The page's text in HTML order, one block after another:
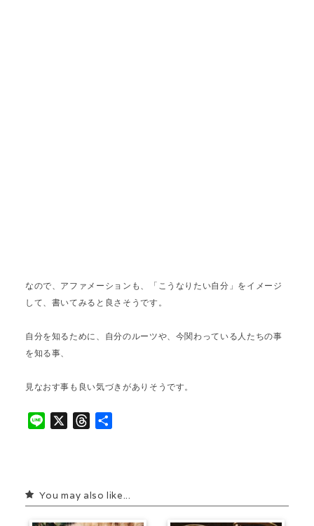
なので、アファメーションも、「こうなりたい自分」をイメージ
して、書いてみると良さそうです。
自分を知るために、自分のルーツや、今関わっている人たちの事
を知る事、
見なおす事も良い気づきがありそうです。
d
s
You may also like...